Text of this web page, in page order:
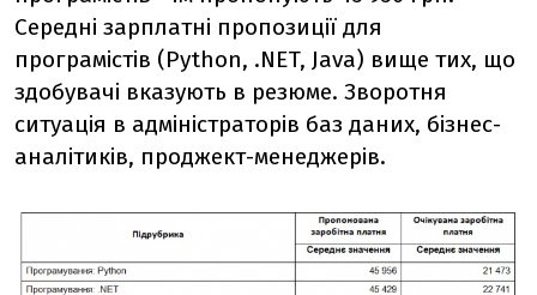
Середні зарплатні пропозиції для
програмістів (Python, .NET, Java) вище тих, що
здобувачі вказують в резюме. Зворотня
ситуація в адміністраторів баз даних, бізнес-
аналітиків, проджект-менеджерів.